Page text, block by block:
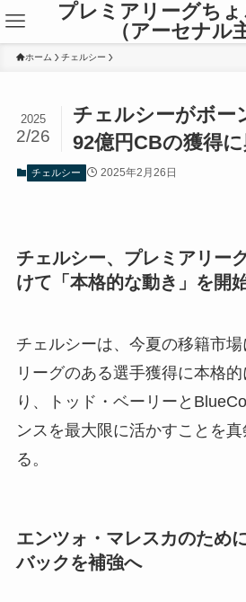
プレミアリーグち
（アーセナル
ホーム チェルシー
チェルシーがボー
92億円CBの獲得
2025
2/26
チェルシー 2025年2月26日
チェルシー、プレミアリー
けて「本格的な動き」を開
チェルシーは、今夏の移籍市
リーグのある選手獲得に本格
り、トッド・ベーリーと
ンスを最大限に活かすことを
る。
エンツォ・マレスカのため
バックを補強へ